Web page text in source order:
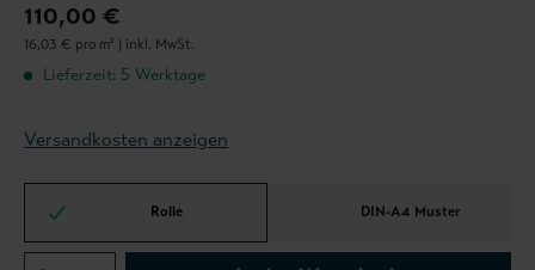
110,00 €
16,03 € pro m² | inkl. MwSt.
Lieferzeit: 5 Werktage
Versandkosten anzeigen
Rolle DIN-A4 Muster